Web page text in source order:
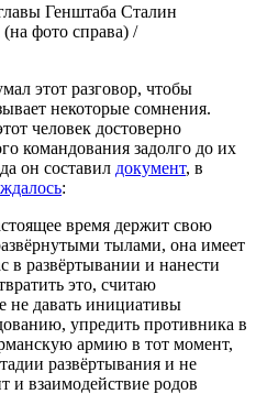
Генштаба Сталин
фото справа) /
этот разговор, чтобы
некоторые сомнения.
человек достоверно
командования задолго до их
он составил документ, в
:
время держит свою
тылами, она имеет
в развёртывании и нанести
это, считаю
не давать инициативы
упредить противника в
армию в тот момент,
развёртывания и не
и взаимодействие родов